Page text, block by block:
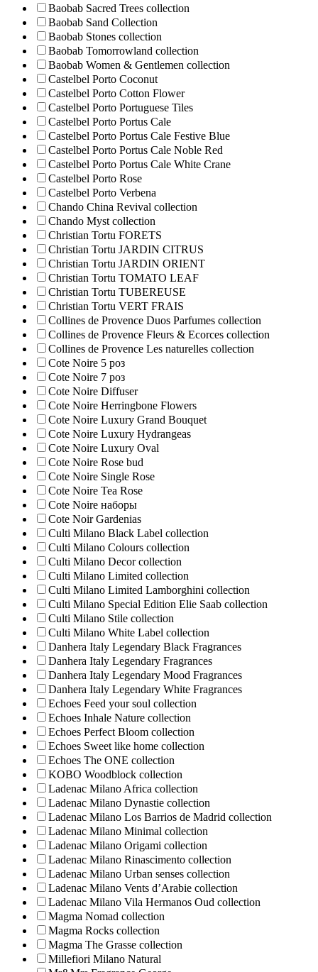
Baobab Sacred Trees collection
Baobab Sand Collection
Baobab Stones collection
Baobab Tomorrowland collection
Baobab Women & Gentlemen collection
Castelbel Porto Coconut
Castelbel Porto Cotton Flower
Castelbel Porto Portuguese Tiles
Castelbel Porto Portus Cale
Castelbel Porto Portus Cale Festive Blue
Castelbel Porto Portus Cale Noble Red
Castelbel Porto Portus Cale White Crane
Castelbel Porto Rose
Castelbel Porto Verbena
Chando China Revival collection
Chando Myst collection
Christian Tortu FORETS
Christian Tortu JARDIN CITRUS
Christian Tortu JARDIN ORIENT
Christian Tortu TOMATO LEAF
Christian Tortu TUBEREUSE
Christian Tortu VERT FRAIS
Collines de Provence Duos Parfumes collection
Collines de Provence Fleurs & Ecorces collection
Collines de Provence Les naturelles collection
Cote Noire 5 роз
Cote Noire 7 роз
Cote Noire Diffuser
Cote Noire Herringbone Flowers
Cote Noire Luxury Grand Bouquet
Cote Noire Luxury Hydrangeas
Cote Noire Luxury Oval
Cote Noire Rose bud
Cote Noire Single Rose
Cote Noire Tea Rose
Cote Noire наборы
Cote Noir Gardenias
Culti Milano Black Label collection
Culti Milano Colours collection
Culti Milano Decor collection
Culti Milano Limited collection
Culti Milano Limited Lamborghini collection
Culti Milano Special Edition Elie Saab collection
Culti Milano Stile collection
Culti Milano White Label collection
Danhera Italy Legendary Black Fragrances
Danhera Italy Legendary Fragrances
Danhera Italy Legendary Mood Fragrances
Danhera Italy Legendary White Fragrances
Echoes Feed your soul collection
Echoes Inhale Nature collection
Echoes Perfect Bloom collection
Echoes Sweet like home collection
Echoes The ONE collection
KOBO Woodblock collection
Ladenac Milano Africa collection
Ladenac Milano Dynastie collection
Ladenac Milano Los Barrios de Madrid collection
Ladenac Milano Minimal collection
Ladenac Milano Origami collection
Ladenac Milano Rinascimento collection
Ladenac Milano Urban senses collection
Ladenac Milano Vents d’Arabie collection
Ladenac Milano Vila Hermanos Oud collection
Magma Nomad collection
Magma Rocks collection
Magma The Grasse collection
Millefiori Milano Natural